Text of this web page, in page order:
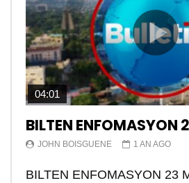
04:01
BILTEN ENFOMASYON
JOHN BOISGUENE 1 AN AGO
BILTEN ENFOMASYON 23